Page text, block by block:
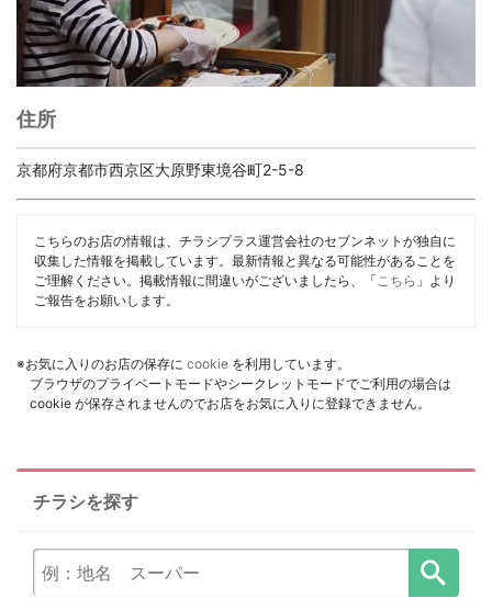
住所
京都府京都市西京区大原野東境谷町2-5-8
こちらのお店の情報は、チラシプラス運営会社のセブンネットが独自に
収集した情報を掲載しています。最新情報と異なる可能性があることを
ご理解ください。掲載情報に間違いがございましたら、「 こちら 」より
ご報告をお願いします。
※お気に入りのお店の保存に cookie を利用しています。
ブラウザのプライベートモードやシークレットモードでご利用の場合は
cookie が保存されませんのでお店をお気に入りに登録できません。
チラシを探す